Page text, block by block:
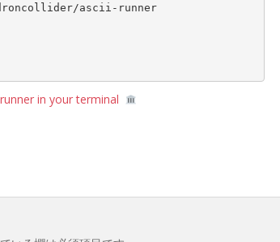
ascii-runner
in your terminal